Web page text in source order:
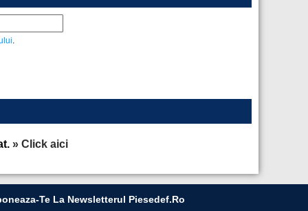
.
» Click aici
Te La Newsletterul Piesedef.ro